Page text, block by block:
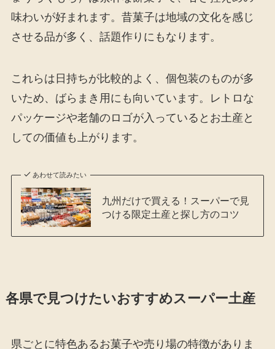
味わいが好まれます。昔菓子は地域の文化を感じ
させる品が多く、話題作りにもなります。
これらは日持ちが比較的よく、個包装のものが多
いため、ばらまき用にも向いています。レトロな
パッケージや老舗のロゴが入っているとお土産と
しての価値も上がります。
あわせて読みたい
九州だけで買える！スーパーで見
つける限定土産と探し方のコツ
各県で見つけたいおすすめスーパー土産
県ごとに特色あるお菓子や売り場の特徴がありま